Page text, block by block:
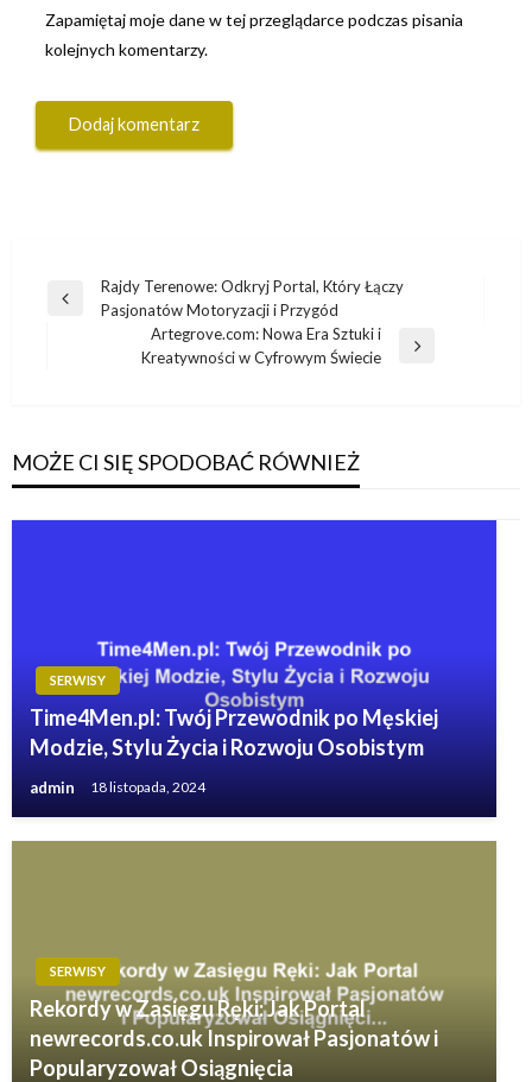
Zapamiętaj moje dane w tej przeglądarce podczas pisania
kolejnych komentarzy.
Nawigacja
wpisu
Poprzedni
Rajdy Terenowe: Odkryj Portal, Który Łączy
Pasjonatów Motoryzacji i Przygód
Artegrove.com: Nowa Era Sztuki i
Kreatywności w Cyfrowym Świecie
MOŻE CI SIĘ SPODOBAĆ RÓWNIEŻ
SERWISY
Time4Men.pl: Twój Przewodnik po Męskiej
Modzie, Stylu Życia i Rozwoju Osobistym
admin 18 listopada, 2024
SERWISY
Rekordy w Zasięgu Ręki: Jak Portal
newrecords.co.uk Inspirował Pasjonatów i
Popularyzował Osiągnięcia